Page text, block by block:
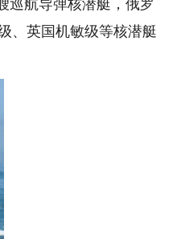
航导弹核潜艇，俄罗
、英国机敏级等核潜艇